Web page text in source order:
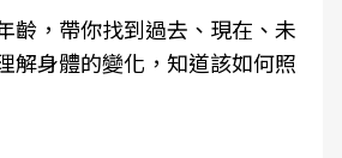
齡，帶你找到過去、現在、未
解身體的變化，知道該如何照